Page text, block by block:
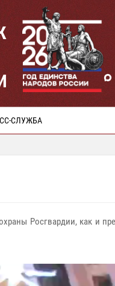
СЛУЖБА
Росгвардии, как и